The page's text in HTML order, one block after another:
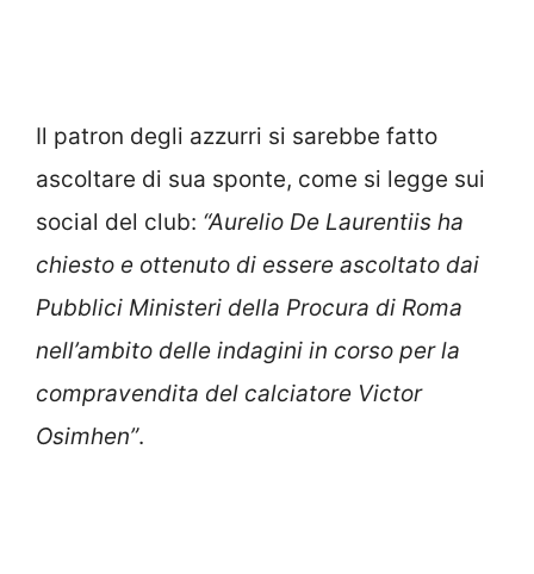
Il patron degli azzurri si sarebbe fatto
ascoltare di sua sponte, come si legge sui
social del club: “Aurelio De Laurentiis ha
chiesto e ottenuto di essere ascoltato dai
Pubblici Ministeri della Procura di Roma
nell’ambito delle indagini in corso per la
compravendita del calciatore Victor
Osimhen”.